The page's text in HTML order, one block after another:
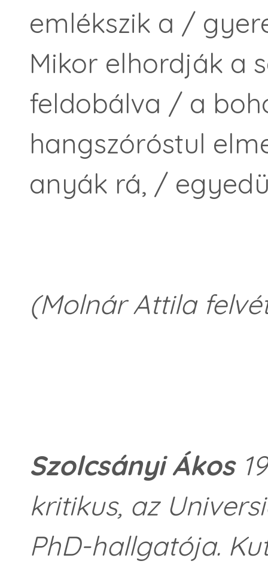
emlékszik a /
Mikor elhordják a
feldobálva / a
hangszóróstul
anyák rá, /
(Molnár Attila
Szolcsányi Ákos
kritikus, az
PhD-hallgatója.